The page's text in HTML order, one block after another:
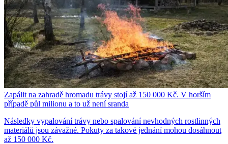
Zapálit na zahradě hromadu trávy stojí až 150 000 Kč. V horším
případě půl milionu a to už není sranda
Následky vypalování trávy nebo spalování nevhodných rostlinných
materiálů jsou závažné. Pokuty za takové jednání mohou dosáhnout
až 150 000 Kč.